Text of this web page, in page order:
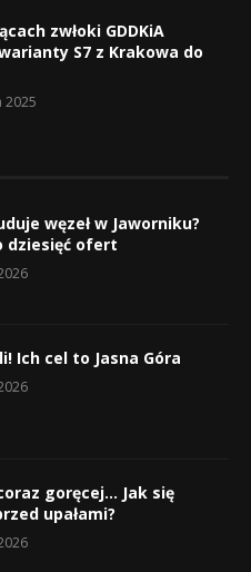
zwłoki GDDKiA
S7 z Krakowa do
2025
węzeł w Jaworniku?
dziesięć ofert
Ich cel to Jasna Góra
goręcej… Jak się
upałami?